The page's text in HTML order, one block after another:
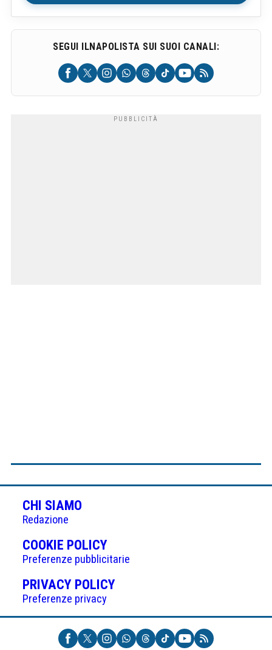
SEGUI ILNAPOLISTA SUI SUOI CANALI:
CHI SIAMO
Redazione
COOKIE POLICY(APRE
IN
UNA
NUOVA
Preferenze pubblicitarie
PRIVACY POLICY(APRE
UNA
NUOVA
Preferenze privacy